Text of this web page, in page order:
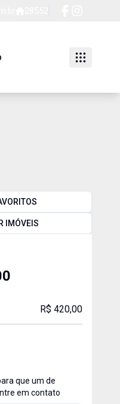
IMÓVEIS
R$ 420,00
que um de
em contato